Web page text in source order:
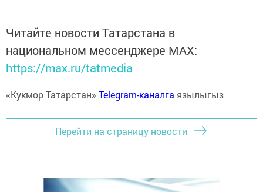
Читайте новости Татарстана в
национальном мессенджере MАХ:
https://max.ru/tatmedia
«Кукмор Татарстан» Telegram-каналга язылыгыз
Перейти на страницу новости